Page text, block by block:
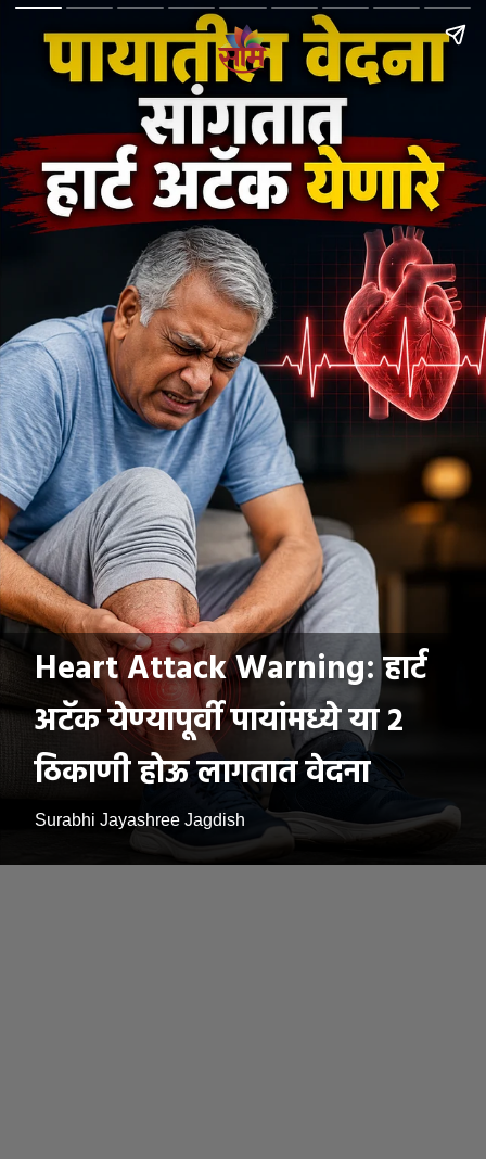
Heart Attack Warning: हार्ट
अटॅक येण्यापूर्वी पायांमध्ये या २
ठिकाणी होऊ लागतात वेदना
Surabhi Jayashree Jagdish